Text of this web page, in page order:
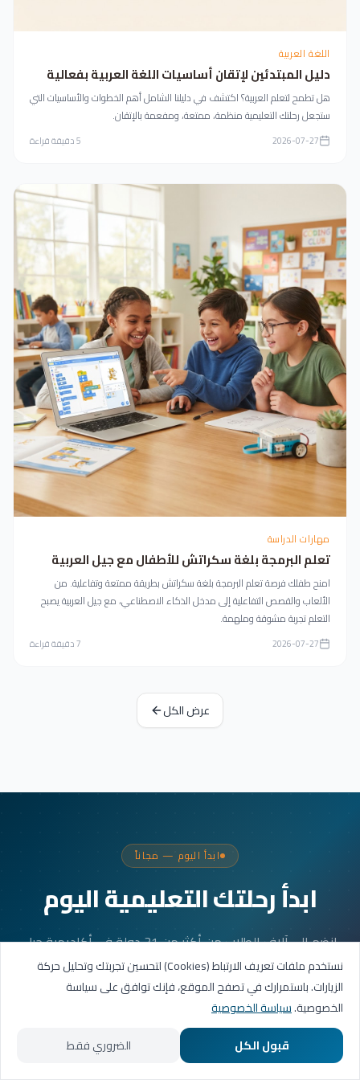
اللغة العربية
دليل المبتدئين لإتقان أساسيات اللغة العربية بفعالية
هل تطمح لتعلم العربية؟ اكتشف في دليلنا الشامل أهم الخطوات والأساسيات التي
ستجعل رحلتك التعليمية منظمة، ممتعة، ومفعمة بالإتقان.
2026-07-27
5دقيقة قراءة
مهارات الدراسة
تعلم البرمجة بلغة سكراتش للأطفال مع جيل العربية
امنح طفلك فرصة تعلم البرمجة بلغة سكراتش بطريقة ممتعة وتفاعلية. من
الألعاب والقصص التفاعلية إلى مدخل الذكاء الاصطناعي، مع جيل العربية يصبح
التعلم تجربة مشوقة وملهمة.
2026-07-27
7دقيقة قراءة
عرض الكل
ابدأ اليوم — مجاناً
ابدأ رحلتك التعليمية اليوم
انضم إلى آلاف الطلاب من أكثر من 31 دولة في أكاديمية جيل
العربية. جلستك الأولى مجانية.
احجز حصتك التجريبية
تواصل عبر واتساب
الرئيسية المسارات التعليمية
نستخدم ملفات تعريف الارتباط (Cookies) لتحسين تجربتك وتحليل حركة
الزيارات. باستمرارك في تصفح الموقع، فإنك توافق على سياسة
الخصوصية.سياسة الخصوصية
قبول الكل
الضروري فقط